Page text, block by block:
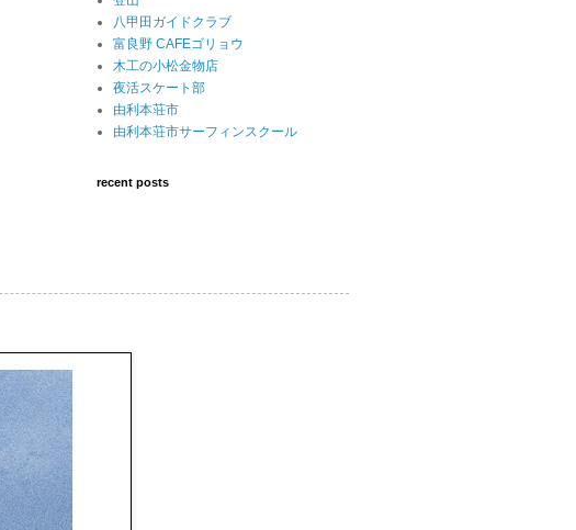
八甲田ガイドクラブ
富良野 CAFEゴリョウ
木工の小松金物店
夜活スケート部
由利本荘市
由利本荘市サーフィンスクール
recent posts